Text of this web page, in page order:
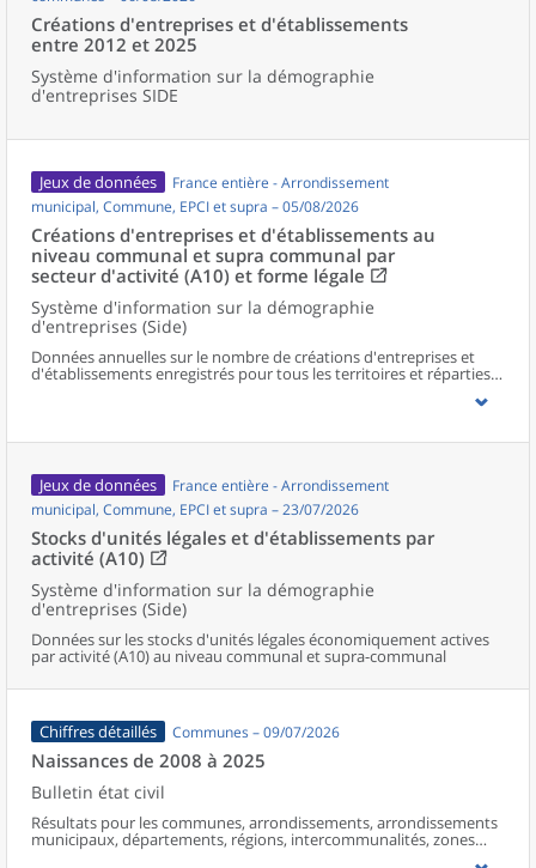
Créations d'entreprises et d'établissements
entre 2012 et 2025
Système d'information sur la démographie
d'entreprises SIDE
Jeux de données
France entière - Arrondissement
municipal, Commune, EPCI et supra – 05/08/2026
Créations d'entreprises et d'établissements au
niveau communal et supra communal par
secteur d'activité (A10) et forme légale
Système d'information sur la démographie
d'entreprises (Side)
Données annuelles sur le nombre de créations d'entreprises et
d'établissements enregistrés pour tous les territoires et réparties
selon le secteur d’activité et la forme légale.
Jeux de données
France entière - Arrondissement
municipal, Commune, EPCI et supra – 23/07/2026
Stocks d'unités légales et d'établissements par
activité (A10)
Système d'information sur la démographie
d'entreprises (Side)
Données sur les stocks d'unités légales économiquement actives
par activité (A10) au niveau communal et supra-communal
Chiffres détaillés Communes – 09/07/2026
Naissances de 2008 à 2025
Bulletin état civil
Résultats pour les communes, arrondissements, arrondissements
municipaux, départements, régions, intercommunalités, zones
d’emploi, bassins de vie, unités urbaines et aires d’attraction des